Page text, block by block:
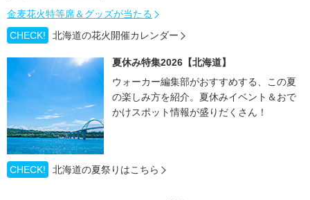
金麦花火特等席＆グッズが当たる
CHECK!
北海道の花火開催カレンダー
夏休み特集2026【北海道】
ウォーカー編集部がおすすめする、この夏
の楽しみ方を紹介。夏休みイベント＆おで
かけスポット情報が盛りだくさん！
CHECK! 北海道の夏祭りはこちら